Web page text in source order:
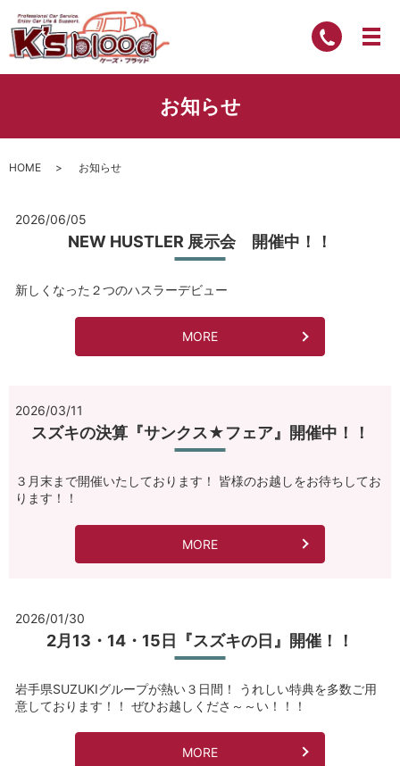
お知らせ
HOME お知らせ
2026/06/05
NEW HUSTLER 展示会 開催中！！
新しくなった２つのハスラーデビュー
MORE
2026/03/11
スズキの決算『サンクス★フェア』開催中！！
３月末まで開催いたしております！ 皆様のお越しをお待ちしてお
ります！！
MORE
2026/01/30
2月13・14・15日『スズキの日』開催！！
岩手県SUZUKIグループが熱い３日間！ うれしい特典を多数ご用
意しております！！ ぜひお越しくださ～～い！！！
MORE